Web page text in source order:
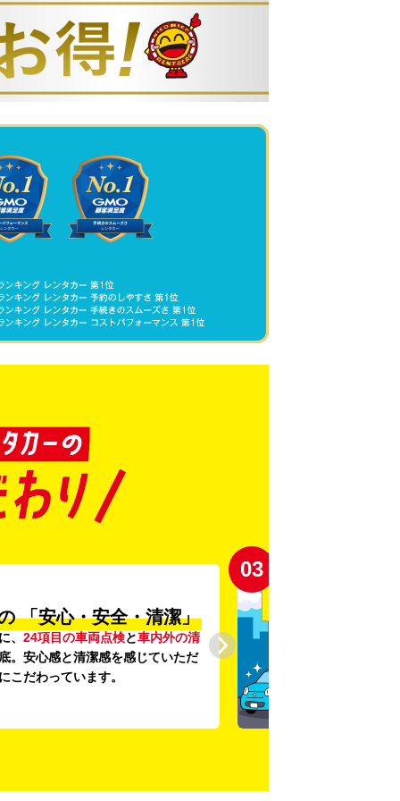
「安心・安全・清潔」
、 24項目の車両点検と車内外の清
。安心感と清潔感を感じていただ
こだわっています。
03